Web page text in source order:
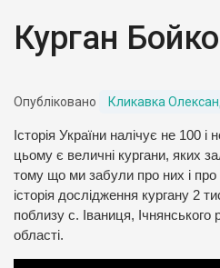
Курган
Опубліковано Кликавка
Історія України налічує не 100
цьому є величні кургани, яких
тому що ми забули про них і
історія дослідження кургану 2
поблизу с. Іваниця, Ічнянського
області.